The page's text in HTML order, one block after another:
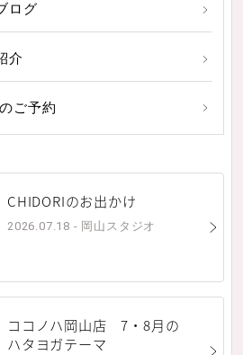
ログ
介
ご予約
CHIDORIのお出かけ
2026.07.18 - 岡山スタジオ
ココノハ岡山店 7・8月の
ハタヨガテーマ